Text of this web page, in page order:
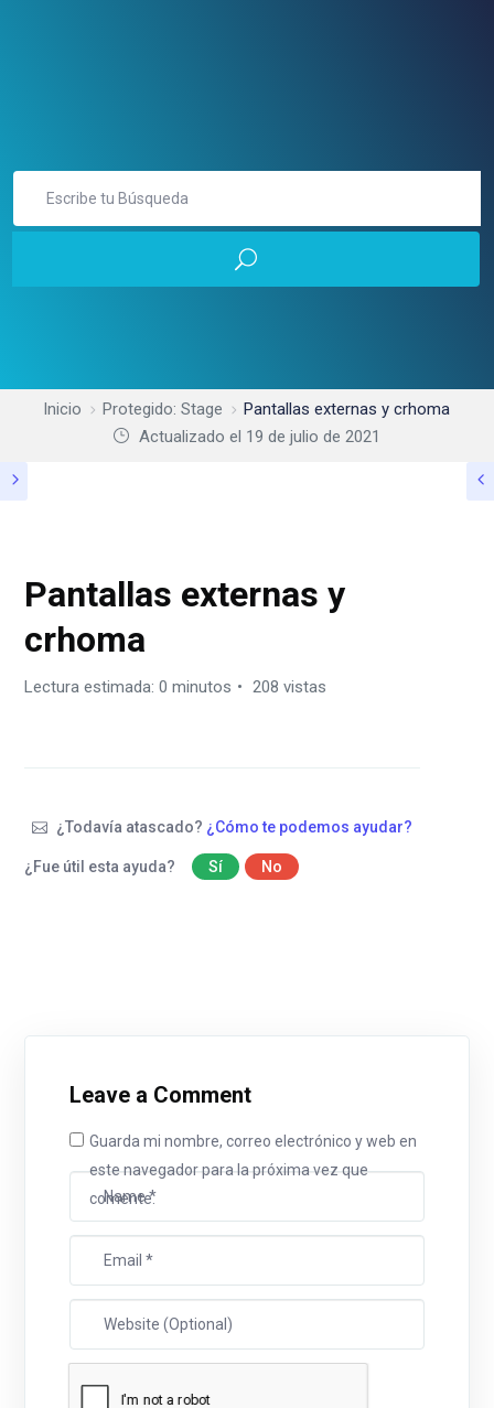
Inicio Protegido: Stage
Pantallas externas y crhoma
Actualizado el 19 de julio de 2021
Pantallas externas y
crhoma
Lectura estimada: 0 minutos 208 vistas
¿Todavía atascado? ¿Cómo te podemos ayudar?
¿Fue útil esta ayuda? Sí No
Leave a Comment
Guarda mi nombre, correo electrónico y web en
este navegador para la próxima vez que
comente.